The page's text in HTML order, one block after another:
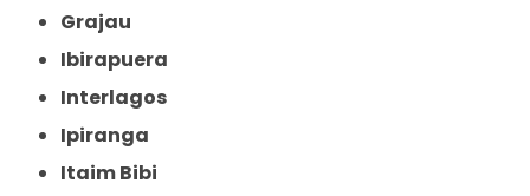
Grajau
Ibirapuera
Interlagos
Ipiranga
Itaim Bibi